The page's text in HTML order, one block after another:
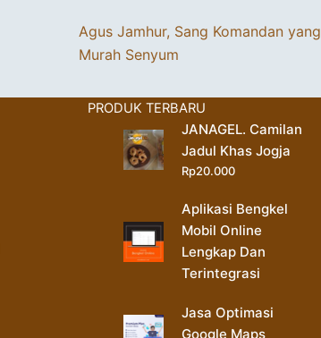
Agus Jamhur, Sang Komandan yang
Murah Senyum
PRODUK TERBARU
JANAGEL. Camilan
Jadul Khas Jogja
Rp20.000
Aplikasi Bengkel
Mobil Online
Lengkap Dan
Terintegrasi
Jasa Optimasi
Google Maps